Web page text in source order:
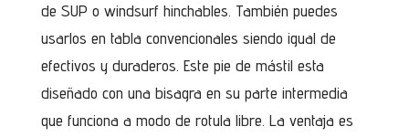
de SUP o windsurf hinchables. También puedes
usarlos en tabla convencionales siendo igual de
efectivos y duraderos. Este pie de mástil esta
diseñado con una bisagra en su parte intermedia
que funciona a modo de rotula libre. La ventaja es